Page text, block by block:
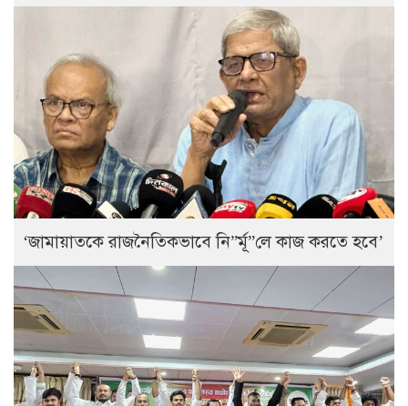
‘জামায়াতকে রাজনৈতিকভাবে নি”র্মূ”লে কাজ করতে হবে’